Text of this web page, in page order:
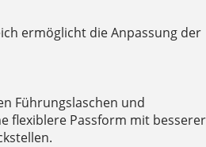
ermöglicht die Anpassung der
Führungslaschen und
flexiblere Passform mit besserer